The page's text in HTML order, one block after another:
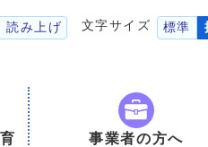
読み上げ 文字サイズ 標準
事業者の方へ